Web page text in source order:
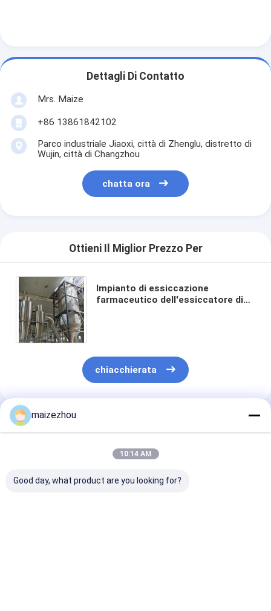
Dettagli Di Contatto
Mrs. Maize
+86 13861842102
Parco industriale Jiaoxi, città di Zhenglu, distretto di
Wujin, città di Changzhou
chatta ora
Ottieni Il Miglior Prezzo Per
Impianto di essiccazione
farmaceutico dell'essiccatore di
chiacchierata
Prodotti Raccomandati
maizezhou
10:14 AM
Good day, what product are you looking for?